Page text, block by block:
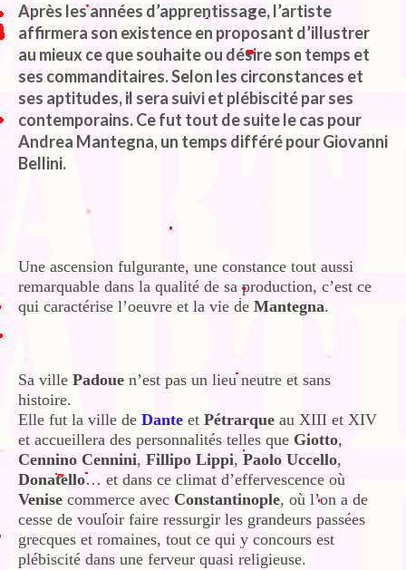
Après les années d’apprentissage, l’artiste
affirmera son existence en proposant d’illustrer
au mieux ce que souhaite ou désire son temps et
ses commanditaires. Selon les circonstances et
ses aptitudes, il sera suivi et plébiscité par ses
contemporains. Ce fut tout de suite le cas pour
Andrea Mantegna, un temps différé pour Giovanni
Bellini.
Une ascension fulgurante, une constance tout aussi
remarquable dans la qualité de sa production, c’est ce
qui caractérise l’oeuvre et la vie de Mantegna.
Sa ville Padoue n’est pas un lieu neutre et sans
histoire.
Elle fut la ville de Dante et Pétrarque au XIII et XIV
et accueillera des personnalités telles que Giotto,
Cennino Cennini, Fillipo Lippi, Paolo Uccello,
Donatello… et dans ce climat d’effervescence où
Venise commerce avec Constantinople, où l’on a de
cesse de vouloir faire ressurgir les grandeurs passées
grecques et romaines, tout ce qui y concours est
plébiscité dans une ferveur quasi religieuse.